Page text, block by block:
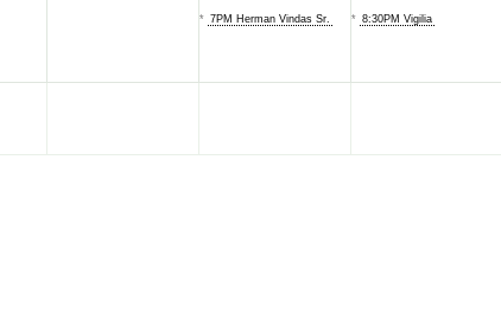
* 7PM Herman Vindas Sr. * 8:30PM Vigilia